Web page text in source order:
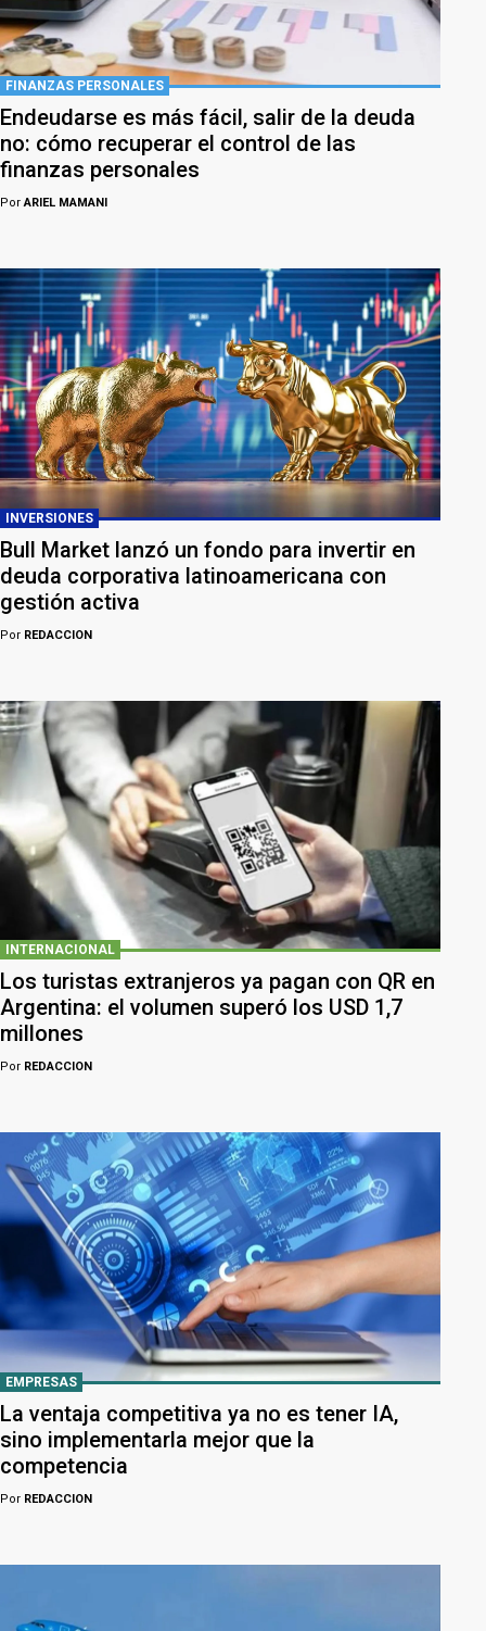
FINANZAS PERSONALES
Endeudarse es más fácil, salir de la deuda
no: cómo recuperar el control de las
finanzas personales
PorARIEL MAMANI
INVERSIONES
Bull Market lanzó un fondo para invertir en
deuda corporativa latinoamericana con
gestión activa
Por REDACCION
INTERNACIONAL
Los turistas extranjeros ya pagan con QR en
Argentina: el volumen superó los USD 1,7
millones
Por REDACCION
EMPRESAS
La ventaja competitiva ya no es tener IA,
sino implementarla mejor que la
competencia
Por REDACCION